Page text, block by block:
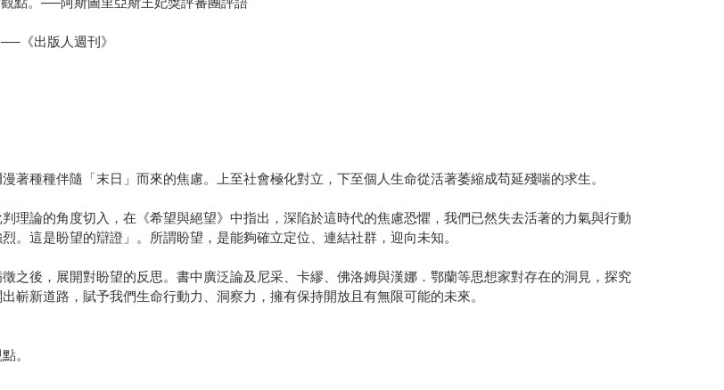
《出版人週刊》
著種種伴隨「末日」而來的焦慮。上至社會極化對立，下至個人生命從活著萎縮成苟延殘喘的求生。
理論的角度切入，在《希望與絕望》中指出，深陷於這時代的焦慮恐懼，我們已然失去活著的力氣與行動
。這是盼望的辯證」。所謂盼望，是能夠確立定位、連結社群，迎向未知。
之後，展開對盼望的反思。書中廣泛論及尼采、卡繆、佛洛姆與漢娜．鄂蘭等思想家對存在的洞見，探究
嶄新道路，賦予我們生命行動力、洞察力，擁有保持開放且有無限可能的未來。
。